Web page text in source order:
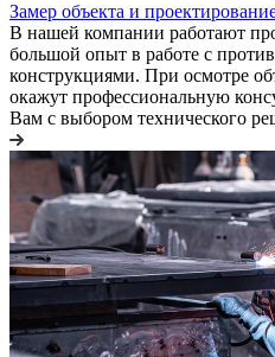
Замер объекта и
В нашей компании работают
большой опыт в работе с
конструкциями. При осмотре
окажут профессиональную
Вам с выбором технического